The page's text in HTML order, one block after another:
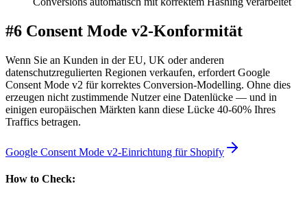
#6 Consent Mode v2-Konformität
Wenn Sie an Kunden in der EU, UK oder anderen
datenschutzregulierten Regionen verkaufen, erfordert Google
Consent Mode v2 für korrektes Conversion-Modelling. Ohne dies
erzeugen nicht zustimmende Nutzer eine Datenlücke — und in
einigen europäischen Märkten kann diese Lücke 40-60% Ihres
Traffics betragen.
Google Consent Mode v2-Einrichtung für Shopify
How to Check: